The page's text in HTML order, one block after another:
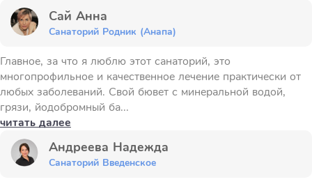
Сай Анна
Санаторий Родник (Анапа)
Главное, за что я люблю этот санаторий, это
многопрофильное и качественное лечение практически от
любых заболеваний. Свой бювет с минеральной водой,
грязи, йодобромный ба...
читать далее
Андреева Надежда
Санаторий Введенское